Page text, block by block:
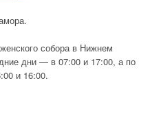
собора в Нижнем
дни — в 07:00 и 17:00, а по
и 16:00.